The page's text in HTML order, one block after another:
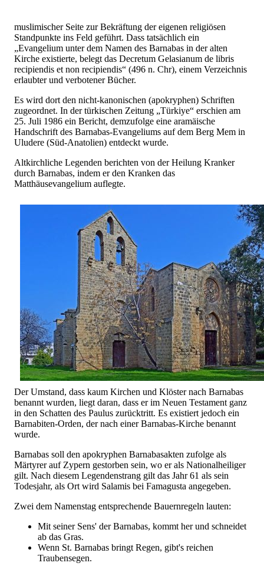
muslimischer Seite zur Bekräftung der eigenen religiösen
Standpunkte ins Feld geführt. Dass tatsächlich ein
„Evangelium unter dem Namen des Barnabas in der alten
Kirche existierte, belegt das Decretum Gelasianum de libris
recipiendis et non recipiendis“ (496 n. Chr), einem Verzeichnis
erlaubter und verbotener Bücher.
Es wird dort den nicht-kanonischen (apokryphen) Schriften
zugeordnet. In der türkischen Zeitung „Türkiye“ erschien am
25. Juli 1986 ein Bericht, demzufolge eine aramäische
Handschrift des Barnabas-Evangeliums auf dem Berg Mem in
Uludere (Süd-Anatolien) entdeckt wurde.
Altkirchliche Legenden berichten von der Heilung Kranker
durch Barnabas, indem er den Kranken das
Matthäusevangelium auflegte.
Der Umstand, dass kaum Kirchen und Klöster nach Barnabas
benannt wurden, liegt daran, dass er im Neuen Testament ganz
in den Schatten des Paulus zurücktritt. Es existiert jedoch ein
Barnabiten-Orden, der nach einer Barnabas-Kirche benannt
wurde.
Barnabas soll den apokryphen Barnabasakten zufolge als
Märtyrer auf Zypern gestorben sein, wo er als Nationalheiliger
gilt. Nach diesem Legendenstrang gilt das Jahr 61 als sein
Todesjahr, als Ort wird Salamis bei Famagusta angegeben.
Zwei dem Namenstag entsprechende Bauernregeln lauten:
Mit seiner Sens' der Barnabas, kommt her und schneidet
ab das Gras.
Wenn St. Barnabas bringt Regen, gibt's reichen
Traubensegen.